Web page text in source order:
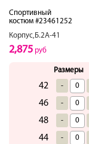
Спортивный
костюм #23461252
Корпус,Б.2А-41
2,875 руб
Размеры
42 -
46 -
48 -
44 -